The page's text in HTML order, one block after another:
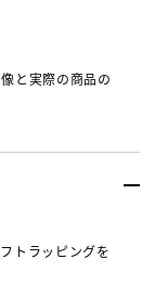
と実際の商品の
トラッピングを